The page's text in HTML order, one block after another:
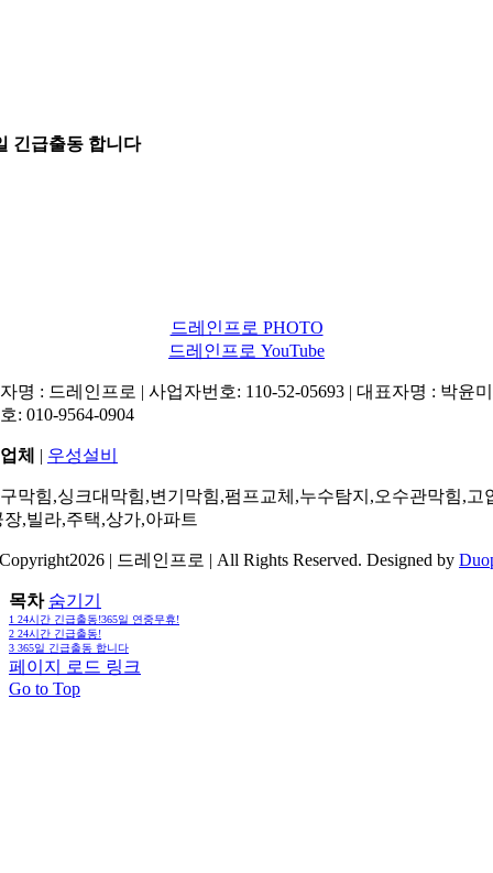
긴급출동 합니다
드레인프로 PHOTO
드레인프로 YouTube
명 : 드레인프로 | 사업자번호: 110-52-05693 | 대표자명 : 박윤
: 010-9564-0904
체 | 우성설비
막힘,싱크대막힘,변기막힘,펌프교체,누수탐지,오수관막힘,고
장,빌라,주택,상가,아파트
| 드레인프로 | All Rights Reserved. Designed by
목차 숨기기
1 24시간 긴급출동!365일 연중무휴!
2 24시간 긴급출동!
3 365일 긴급출동 합니다
페이지 로드 링크
Go to Top